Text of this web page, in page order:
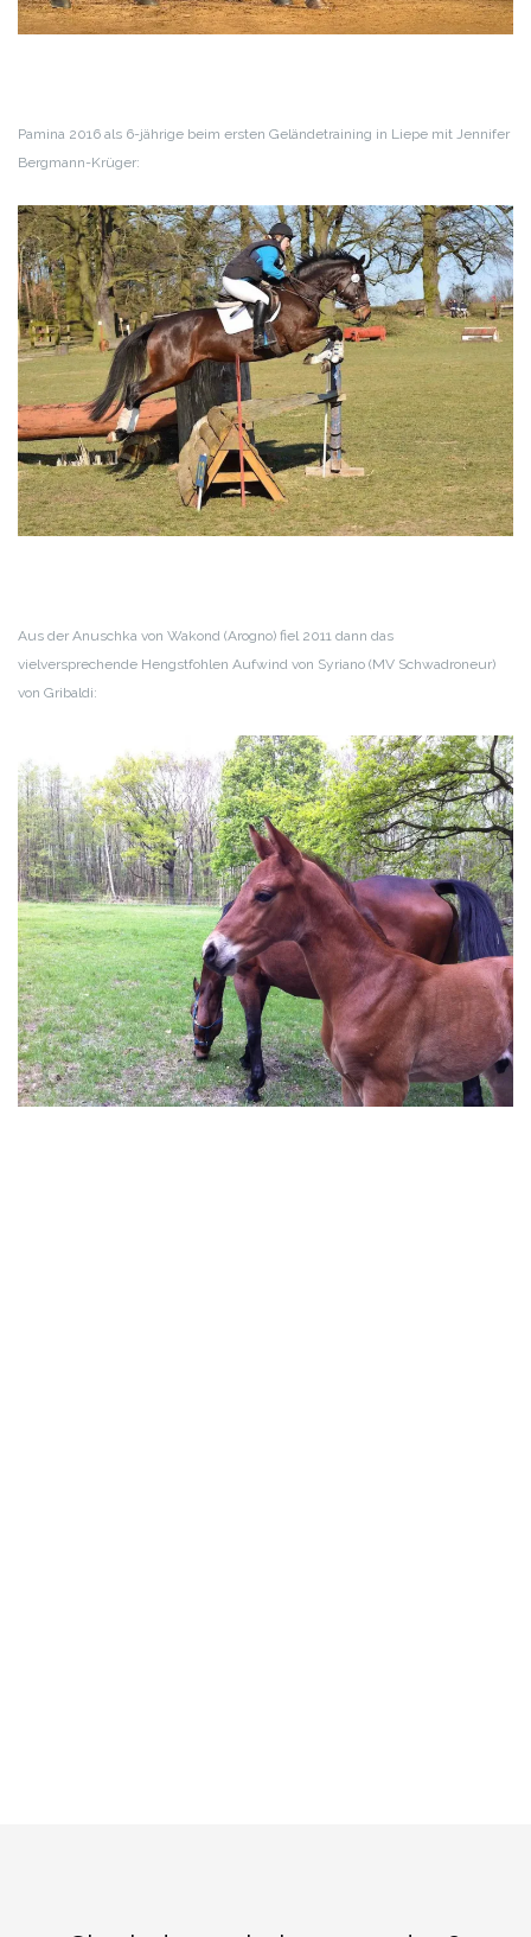
Pamina 2016 als 6-jährige beim ersten Geländetraining in Liepe mit Jennifer
Bergmann-Krüger:
Aus der Anuschka von Wakond (Arogno) fiel 2011 dann das
vielversprechende Hengstfohlen Aufwind von Syriano (MV Schwadroneur)
von Gribaldi: